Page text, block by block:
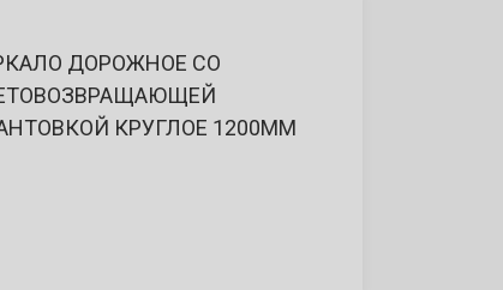
ДОРОЖНОЕ СО
КРУГЛОЕ 1200ММ